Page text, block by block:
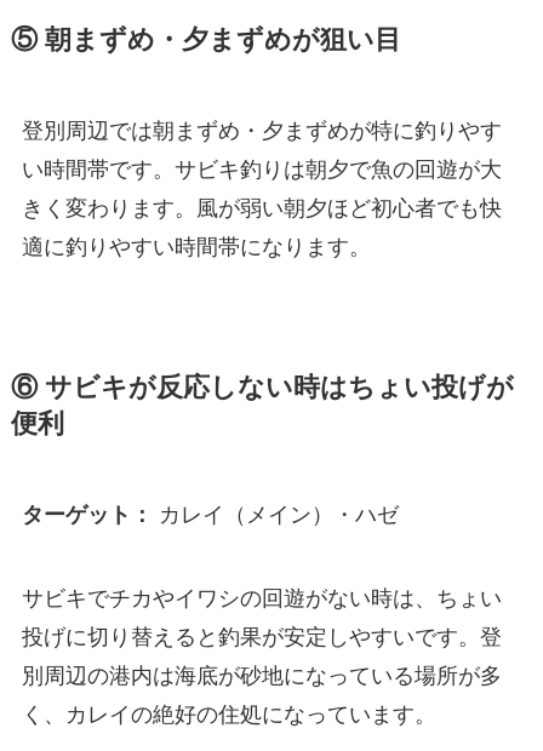
⑤ 朝まずめ・夕まずめが狙い目
登別周辺では朝まずめ・夕まずめが特に釣りやす
い時間帯です。サビキ釣りは朝夕で魚の回遊が大
きく変わります。風が弱い朝夕ほど初心者でも快
適に釣りやすい時間帯になります。
⑥ サビキが反応しない時はちょい投げが
便利
ターゲット： カレイ（メイン）・ハゼ
サビキでチカやイワシの回遊がない時は、ちょい
投げに切り替えると釣果が安定しやすいです。登
別周辺の港内は海底が砂地になっている場所が多
く、カレイの絶好の住処になっています。